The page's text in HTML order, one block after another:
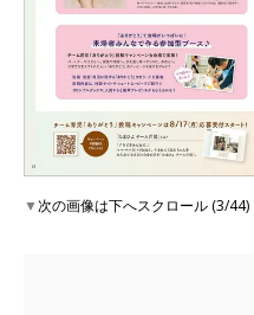
▼次の画像は下へスクロール (3/44)